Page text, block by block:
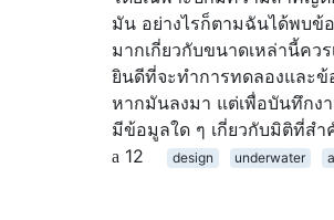
มัน อย่างไรก็ตามฉันได้พบข้
มากเกี่ยวกับขนาดเหล่านี้คว
ยินดีที่จะทำการทดลองและข้
หากมันลงมา แต่เพื่อบันทึกง
มีข้อมูลใด ๆ เกี่ยวกับมิติที่สำ
12
design underwater